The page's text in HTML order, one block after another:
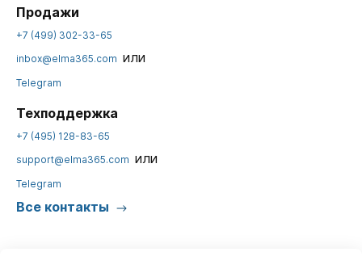
Продажи
+7 (499) 302-33-65
inbox@elma365.com или
Telegram
Техподдержка
+7 (495) 128-83-65
support@elma365.com или
Telegram
Все контакты